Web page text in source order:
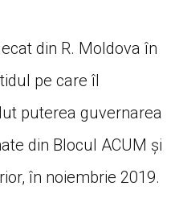
din R. Moldova în
pe care îl
puterea guvernarea
din Blocul ACUM și
în noiembrie 2019.